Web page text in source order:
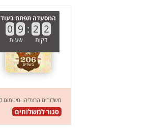
המסעדה תפתח בעוד
0 9 : 2 2
דקות שעות
משלוחים הרצליה: מינימום 180 ₪
סגור למשלוחים